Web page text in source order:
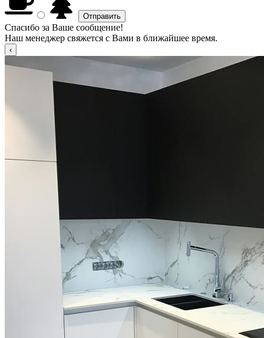
Спасибо за Ваше сообщение!
Наш менеджер свяжется с Вами в ближайшее время.